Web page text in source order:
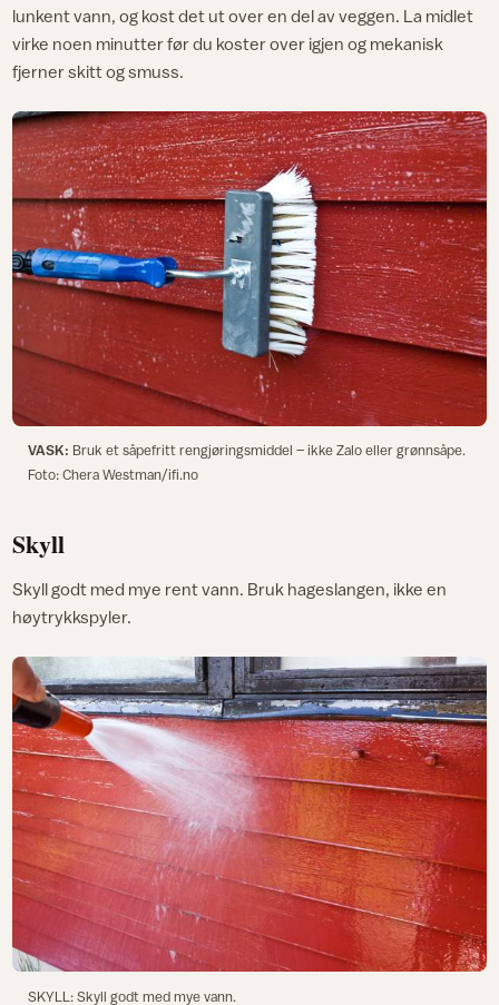
lunkent vann, og kost det ut over en del av veggen. La midlet
virke noen minutter før du koster over igjen og mekanisk
fjerner skitt og smuss.
VASK: Bruk et såpefritt rengjøringsmiddel – ikke Zalo eller grønnsåpe.
Foto: Chera Westman/ifi.no
Skyll
Skyll godt med mye rent vann. Bruk hageslangen, ikke en
høytrykkspyler.
SKYLL: Skyll godt med mye vann.